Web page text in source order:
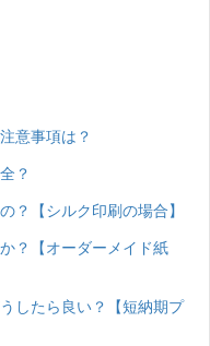
意事項は？
？
？【シルク印刷の場合】
？【オーダーメイド紙
したら良い？【短納期プ